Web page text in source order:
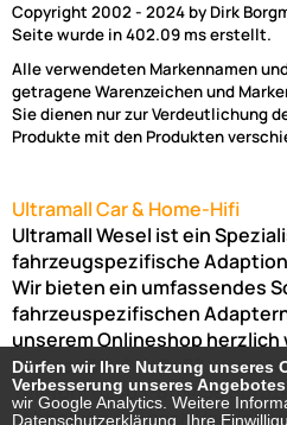
Copyright 2002 - 2024 by Dirk
Seite wurde in 402.09 ms erstellt.
Alle verwendeten Markennamen
getragene Warenzeichen und
Sie dienen nur zur Verdeutlichung
Produkte mit den Produkten
Ultramall Car & Home-Hifi
Ultramall Wesel ist ein
fahrzeugspezifische
Wir bieten ein umfassendes
fahrzeuspezifischen
unserem Onlineshop herzlich
Venloer Str. 6a46487 Wesel
Telefon:02803-803456
(Abholung nur nach
Dürfen wir Ihre Nutzung unseres
Verbesserung unseres
wir Google Analytics. Weitere
Datenschutzerklärung. Ihre
Dürfen wir Ihre Nutzung unseres
Verbesserung unseres
wir Google Analytics. Weitere
Datenschutzerklärung. Ihre